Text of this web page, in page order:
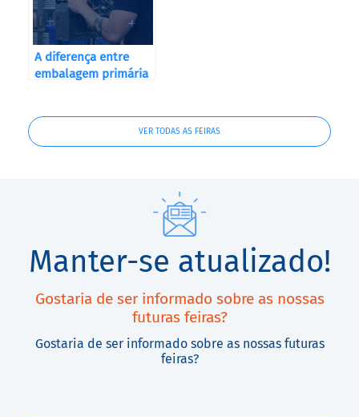
A diferença entre
embalagem primária
VER TODAS AS FEIRAS
Manter-se atualizado!
Gostaria de ser informado sobre as nossas
futuras feiras?
Gostaria de ser informado sobre as nossas futuras
feiras?